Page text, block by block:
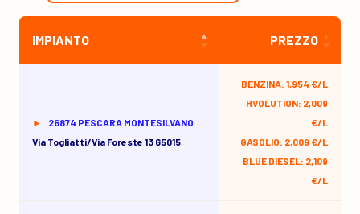
IMPIANTO PREZZO
26874 PESCARA MONTESILVANO
Via Togliatti/via Foreste 13 65015
BENZINA: 1,954 €/L
HVOLUTION: 2,009
€/L
GASOLIO: 2,009 €/L
BLUE DIESEL: 2,109
€/L